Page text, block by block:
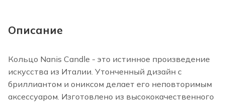
Описание
Кольцо Nanis Candle - это истинное произведение
искусства из Италии. Утонченный дизайн с
бриллиантом и ониксом делает его неповторимым
аксессуаром. Изготовлено из высококачественного